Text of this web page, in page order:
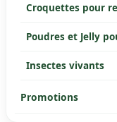
Croquettes pour
Poudres et Jelly
Insectes vivants
Promotions